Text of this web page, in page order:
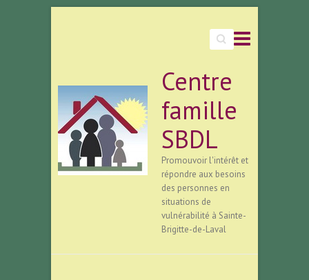
Search
Centre
famille
SBDL
Promouvoir l'intérêt et
répondre aux besoins
des personnes en
situations de
vulnérabilité à Sainte-
Brigitte-de-Laval